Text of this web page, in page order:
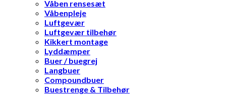
Våben rensesæt
Våbenpleje
Luftgevær
Luftgevær tilbehør
Kikkert montage
Lyddæmper
Buer / buegrej
Langbuer
Compoundbuer
Buestrenge & Tilbehør